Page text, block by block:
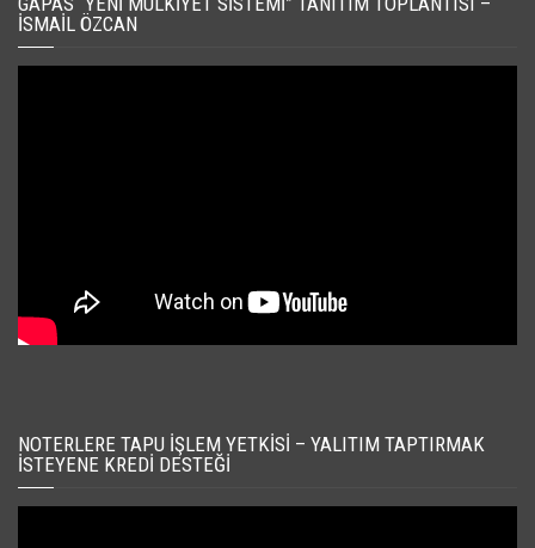
İSMAIL ÖZCAN
NOTERLERE TAPU İŞLEM YETKISI – YALITIM TAPTIRMAK
İSTEYENE KREDI DESTEĞI